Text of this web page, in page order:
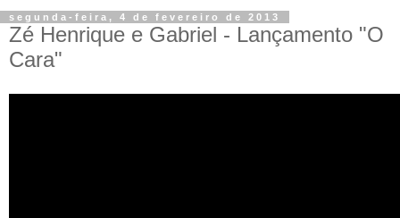
segunda-feira, 4 de fevereiro de 2013
Zé Henrique e Gabriel - Lançamento "O
Cara"